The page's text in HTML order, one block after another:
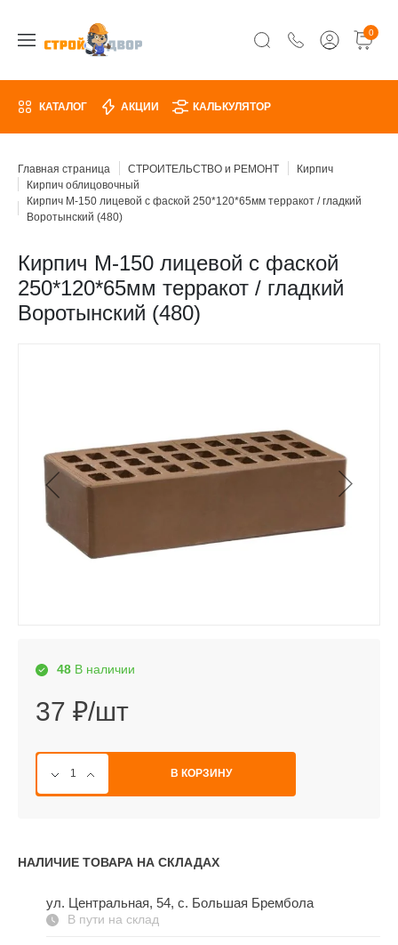
0
КАТАЛОГ АКЦИИ КАЛЬКУЛЯТОР
Главная страница СТРОИТЕЛЬСТВО и РЕМОНТ
Кирпич
Кирпич облицовочный
Кирпич М-150 лицевой с фаской 250*120*65мм терракот / гладкий
Воротынский (480)
Кирпич М-150 лицевой с фаской
250*120*65мм терракот / гладкий
Воротынский (480)
48 В наличии
37 ₽/шт
В КОРЗИНУ
НАЛИЧИЕ ТОВАРА НА СКЛАДАХ
ул. Центральная, 54, c. Большая Брембола
В пути на склад